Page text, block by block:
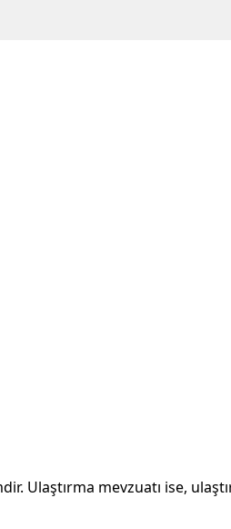
Ulaştırma mevzuatı ise,